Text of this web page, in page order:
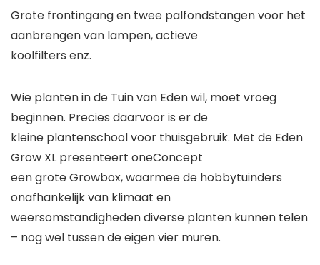
Grote frontingang en twee palfondstangen voor het
aanbrengen van lampen, actieve
koolfilters enz.
Wie planten in de Tuin van Eden wil, moet vroeg
beginnen. Precies daarvoor is er de
kleine plantenschool voor thuisgebruik. Met de Eden
Grow XL presenteert oneConcept
een groteGrowbox,waarmee de hobbytuinders
onafhankelijk van klimaat en
weersomstandigheden diverse planten kunnen telen
– nog wel tussen de eigen vier muren.